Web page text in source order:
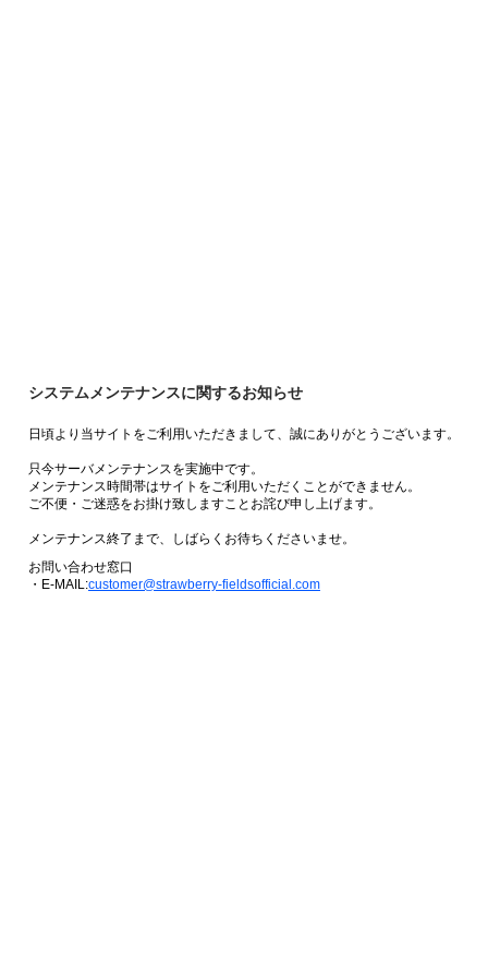
システムメンテナンスに関するお知らせ
日頃より当サイトをご利用いただきまして、誠にありがとうございます。
只今サーバメンテナンスを実施中です。
メンテナンス時間帯はサイトをご利用いただくことができません。
ご不便・ご迷惑をお掛け致しますことお詫び申し上げます。
メンテナンス終了まで、しばらくお待ちくださいませ。
お問い合わせ窓口
・E-MAIL:customer@strawberry-fieldsofficial.com